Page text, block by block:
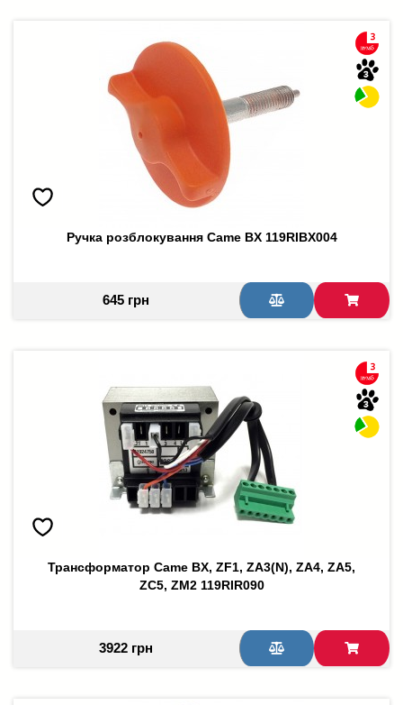
Ручка розблокування Came BX 119RIBX004
645 грн
Трансформатор Came BX, ZF1, ZA3(N), ZA4, ZA5,
ZC5, ZM2 119RIR090
3922 грн